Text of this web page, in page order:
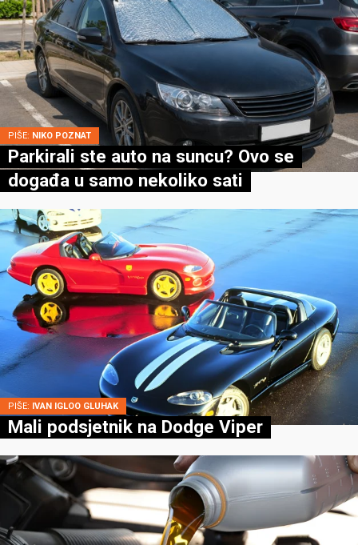
PIŠE: NIKO POZNAT
Parkirali ste auto na suncu? Ovo se
događa u samo nekoliko sati
PIŠE: IVAN IGLOO GLUHAK
Mali podsjetnik na Dodge Viper